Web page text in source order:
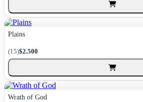
Plains
(15)$2.500
Wrath of God